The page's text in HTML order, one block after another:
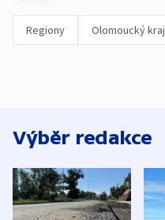
Regiony Olomoucký kraj
Výběr redakce